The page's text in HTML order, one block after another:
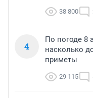
38 800
4
По погоде 8
насколько
приметы
29 115